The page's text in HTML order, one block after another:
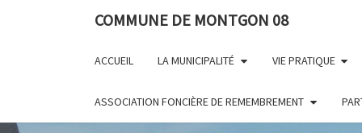
COMMUNE DE MONTGON 08
ACCUEIL LA MUNICIPALITÉ VIE PRATIQUE
ASSOCIATION FONCIÈRE DE REMEMBREMENT
Panneau de gestion des cookies